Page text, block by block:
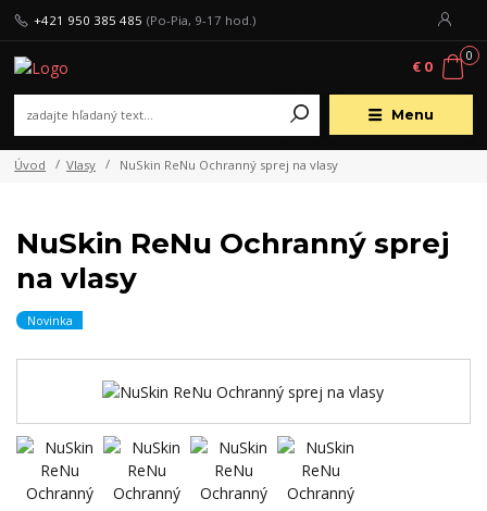
Menu
+421 950 385 485 (Po-Pia, 9-17 hod.)
0
€ 0
Úvod Vlasy NuSkin ReNu Ochranný sprej na vlasy
NuSkin ReNu Ochranný sprej
na vlasy
Novinka